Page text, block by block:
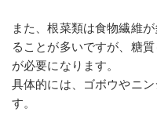
また、根菜類は食物繊維
ることが多いですが、糖
が必要になります。
具体的には、ゴボウやニ
す。